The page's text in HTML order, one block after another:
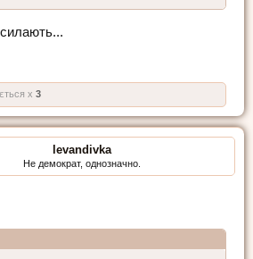
x 3
levandivka
Не демократ, однозначно.